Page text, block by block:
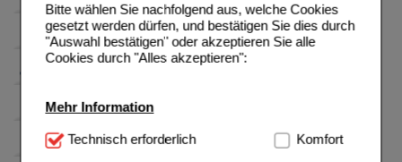
Bitte wählen Sie nachfolgend aus, welche Cookies
gesetzt werden dürfen, und bestätigen Sie dies durch
"Auswahl bestätigen" oder akzeptieren Sie alle
Cookies durch "Alles akzeptieren":
Mehr Information
Technisch Notwendig:Hierbei handelt es sich um
Technisch erforderlich Komfort